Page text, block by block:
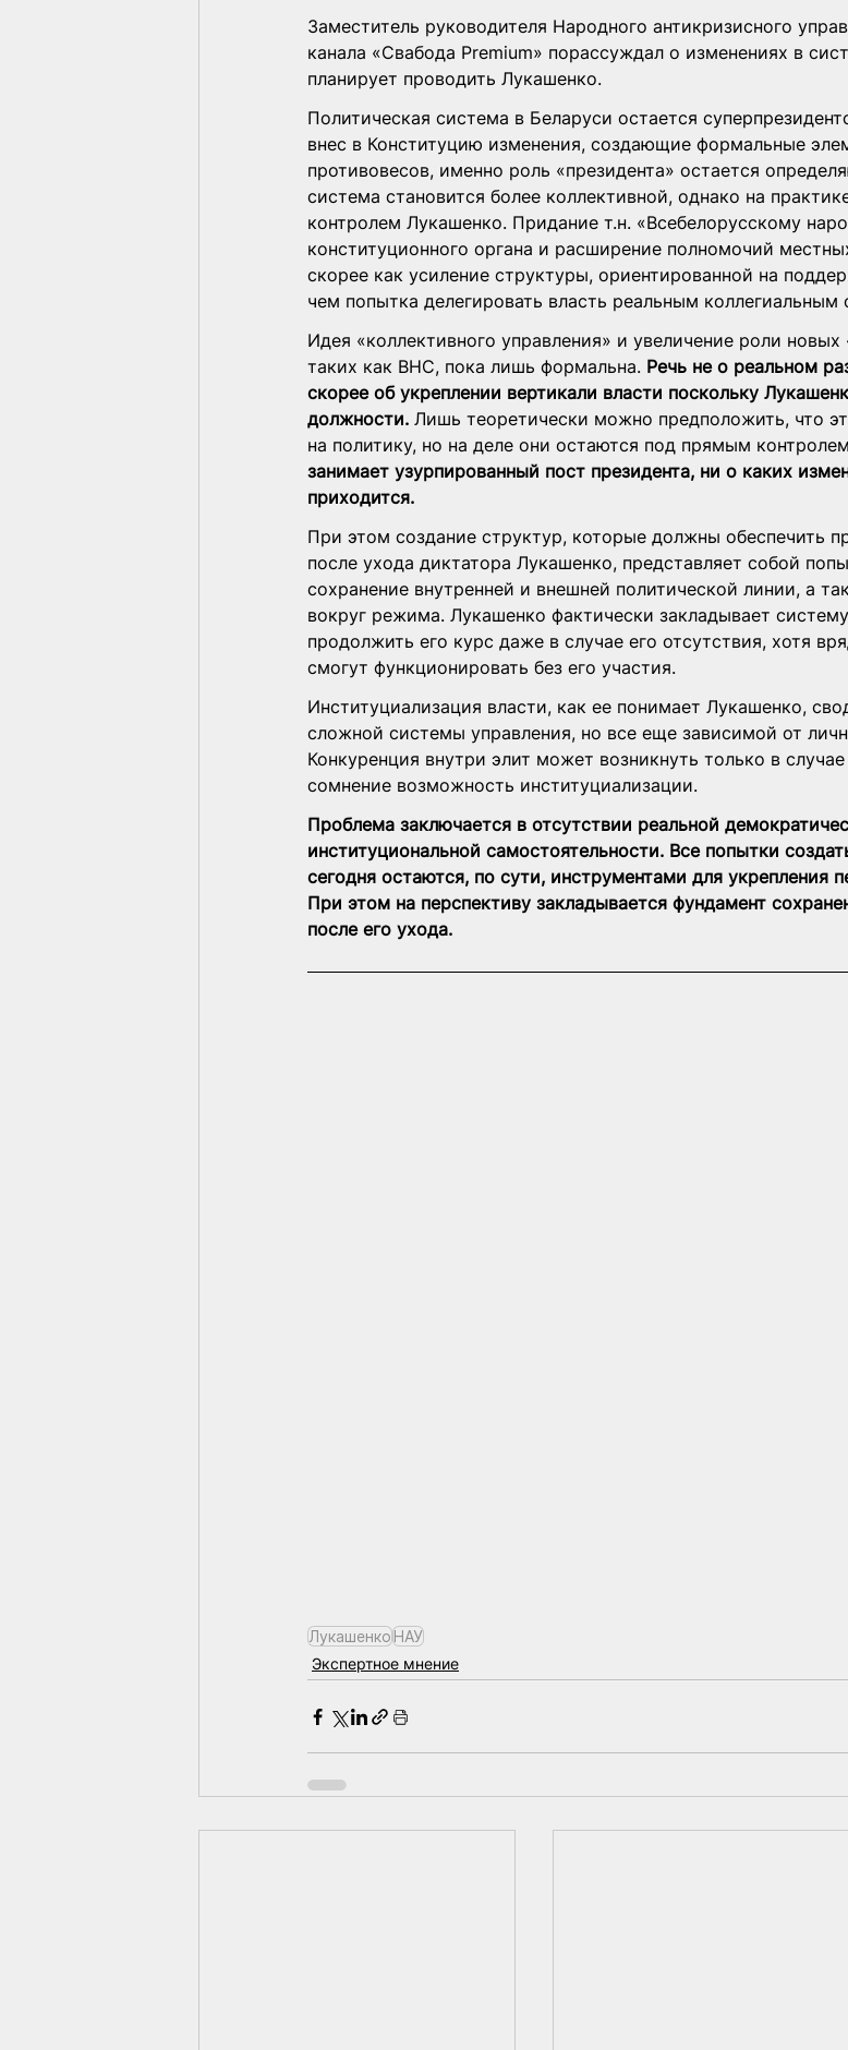
Заместитель руководителя Народного антикризисного
канала «Свабода Premium» порассуждал о изменениях в
планирует проводить Лукашенко.
Политическая система в Беларуси остается
внес в Конституцию изменения, создающие формальные
противовесов, именно роль «президента» остается
система становится более коллективной, однако на
контролем Лукашенко. Придание т.н. «Всебелорусскому
конституционного органа и расширение полномочий
скорее как усиление структуры, ориентированной на
чем попытка делегировать власть реальным коллегиальным
Идея «коллективного управления» и увеличение роли новых
таких как ВНС, пока лишь формальна. Речь не о реальном
скорее об укреплении вертикали власти поскольку
должности. Лишь теоретически можно предположить, что
на политику, но на деле они остаются под прямым
занимает узурпированный пост президента, ни о каких
приходится.
При этом создание структур, которые должны обеспечить
после ухода диктатора Лукашенко, представляет собой
сохранение внутренней и внешней политической линии, а
вокруг режима. Лукашенко фактически закладывает
продолжить его курс даже в случае его отсутствия, хотя
смогут функционировать без его участия.
Институциализация власти, как ее понимает Лукашенко,
сложной системы управления, но все еще зависимой от
Конкуренция внутри элит может возникнуть только в
сомнение возможность институциализации.
Проблема заключается в отсутствии реальной
институциональной самостоятельности. Все попытки
сегодня остаются, по сути, инструментами для укрепления
При этом на перспективу закладывается фундамент
после его ухода.
ЛукашенкоНАУ
Экспертное мнение